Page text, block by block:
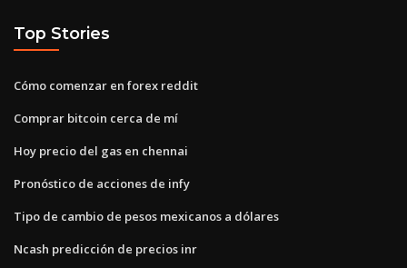
Top Stories
Cómo comenzar en forex reddit
Comprar bitcoin cerca de mí
Hoy precio del gas en chennai
Pronóstico de acciones de infy
Tipo de cambio de pesos mexicanos a dólares
Ncash predicción de precios inr